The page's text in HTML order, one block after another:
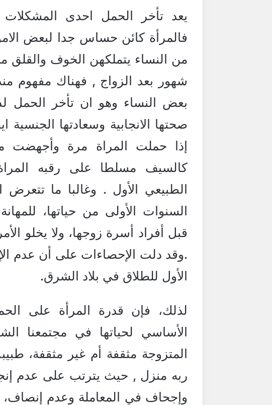
يعد تأخر الحمل احدى
فالمرأة كائن حساس جدا لبعض
من النساء يتملكهن الخوف والقلق
شهور بعد الزواج , فهناك مفهوم
بعض النساء وهو ان تأخر الحمل
صحتها الانجابية وسعادتها
إذا حملت المراة مرة وأجهضت
كالسيف مسلطا على رقبه
الطبيعي الأول . وغالبا ما
السنوات الأولى من حياتها،
قبل أفراد أسرة زوجها، ولا يخلو
.وقد دلت الإحصاءات على أن عدم
الأول للطلاق في بلاد الشرق.
لذلك، فإن قدرة المرأة على
الأساسي لحياتها في مجتمعنا
المتزوجة مثقفة أم غير مثقفة،
ربه منزل , حيث يترتب على عدم
وإجحاف في المعاملة وعدم إنصاف،